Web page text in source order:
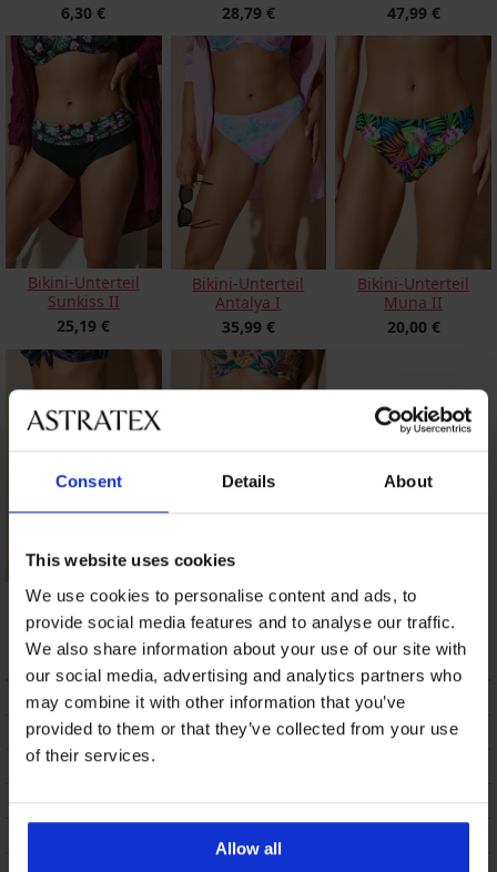
Consent Details About
This website uses cookies
We use cookies to personalise content and ads, to
provide social media features and to analyse our traffic.
We also share information about your use of our site with
our social media, advertising and analytics partners who
may combine it with other information that you’ve
provided to them or that they’ve collected from your use
of their services.
Allow all
6,30 €
28,79 €
47,99 €
Bikini-Unterteil
Sunkiss II
25,19 €
Bikini-Unterteil
Antalya I
35,99 €
Bikini-Unterteil
Muna II
20,00 €
Bikini-Unterteil Dot
Jungle
22,79 €
Bikini-Unterteil
Velvet Hibiscus II
24,00 €
BESCHREIBUNG
VERSANDKOSTEN
UMTAUSCH
WASCHTIPPS